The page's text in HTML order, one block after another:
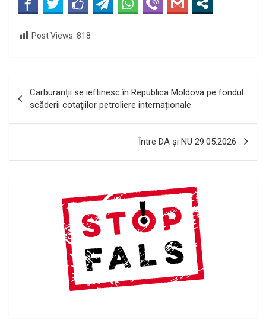
Post Views: 818
în
articole
Carburanții se ieftinesc în Republica Moldova pe fondul
scăderii cotațiilor petroliere internaționale
Între DA și NU 29.05.2026